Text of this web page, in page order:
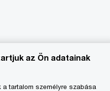
az Ön adatainak
a tartalom személyre szabása